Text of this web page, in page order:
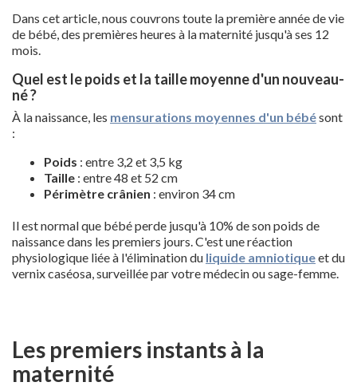
Dans cet article, nous couvrons toute la première année de vie
de bébé, des premières heures à la maternité jusqu'à ses 12
mois.
Quel est le poids et la taille moyenne d'un nouveau-
né ?
À la naissance, les mensurations moyennes d'un bébésont
:
Poids : entre 3,2 et 3,5 kg
Taille : entre 48 et 52 cm
Périmètre crânien : environ 34 cm
Il est normal que bébé perde jusqu'à 10% de son poids de
naissance dans les premiers jours. C'est une réaction
physiologique liée à l'élimination du liquide amniotiqueet du
vernix caséosa, surveillée par votre médecin ou sage-femme.
Les premiers instants à la
maternité